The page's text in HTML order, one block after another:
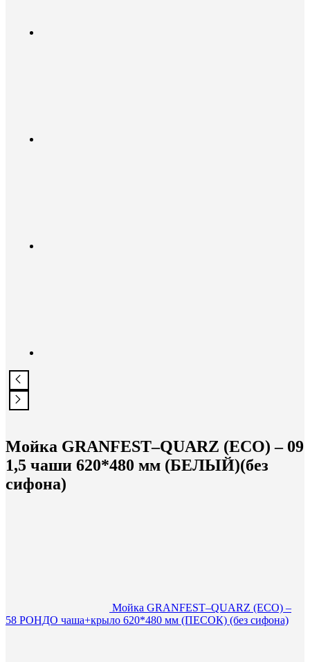
Мойка GRANFEST–QUARZ (ECO) – 09
1,5 чаши 620*480 мм (БЕЛЫЙ)(без
сифона)
Мойка GRANFEST–QUARZ (ECO) –
58 РОНДО чаша+крыло 620*480 мм (ПЕСОК) (без сифона)